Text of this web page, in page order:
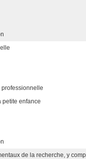
professionnelle
petite enfance
de la recherche, y